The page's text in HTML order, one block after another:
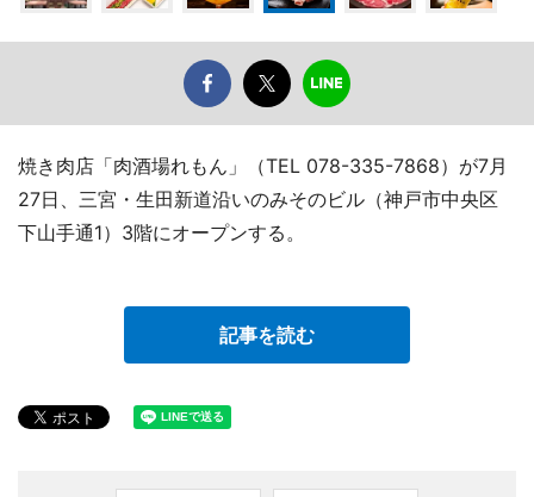
焼き肉店「肉酒場れもん」（TEL 078-335-7868）が7月
27日、三宮・生田新道沿いのみそのビル（神戸市中央区
下山手通1）3階にオープンする。
記事を読む